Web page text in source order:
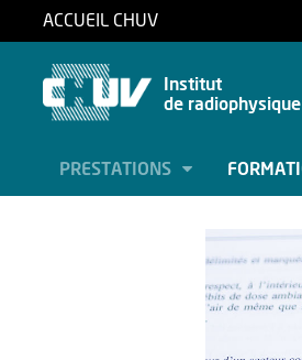
ACCUEIL CHUV
Institut
de radiophysique
PRESTATIONS